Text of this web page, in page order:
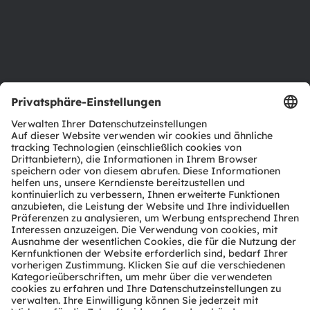
Produkt Selektor
Download Center
Tools
Kundenanfragen
Technischer Support
Partner Netzwerk
Whistleblowing
© 2026 ams-OSRAM AG. All rights reserved.